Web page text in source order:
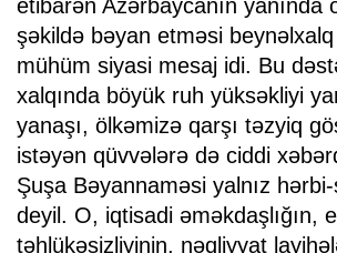
etibarən Azərbaycanın yanında
şəkildə bəyan etməsi
mühüm siyasi mesaj idi. Bu
xalqında böyük ruh yüksəkliyi
yanaşı, ölkəmizə qarşı təzyiq
istəyən qüvvələrə də ciddi
Şuşa Bəyannaməsi yalnız
deyil. O, iqtisadi əməkdaşlığın,
təhlükəsizliyinin, nəqliyyat